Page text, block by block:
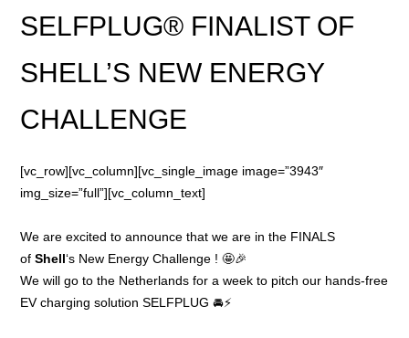
SELFPLUG® FINALIST OF
SHELL’S NEW ENERGY
CHALLENGE
[vc_row][vc_column][vc_single_image image=”3943″
img_size=”full”][vc_column_text]
We are excited to announce that we are in the FINALS
ofShell‘s New Energy Challenge !🤩🎉
We will go to the Netherlands for a week to pitch our hands-free
EV charging solution SELFPLUG🚘⚡